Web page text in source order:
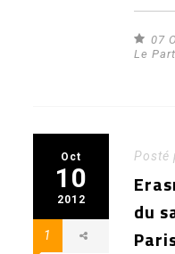
07
Le
Oct
10
2012
1
Posté
du